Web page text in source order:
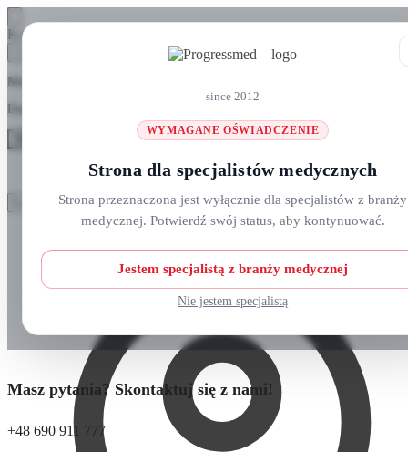
since 2012
WYMAGANE OŚWIADCZENIE
Strona dla specjalistów medycznych
Strona przeznaczona jest wyłącznie dla specjalistów z branży
medycznej. Potwierdź swój status, aby kontynuować.
Jestem specjalistą z branży medycznej
Nie jestem specjalistą
Skip
navigation
Skip
content
Koszyk
Masz pytania? Zadzwoń do nas: +48 690 911 777
Szukaj
Szukaj
O nas
Kursy i wydarzenia
Masz pytania? Skontaktuj się z nami!
+48 690 911 777